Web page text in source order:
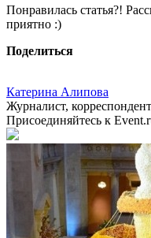
Понравилась статья?!
приятно :)
Поделиться
Катерина Алипова
Журналист,
Присоединяйтесь к